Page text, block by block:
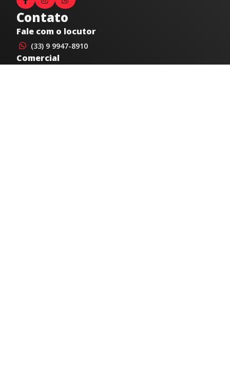
Contato
Fale com o locutor
(33) 9 9947-8910
Comercial